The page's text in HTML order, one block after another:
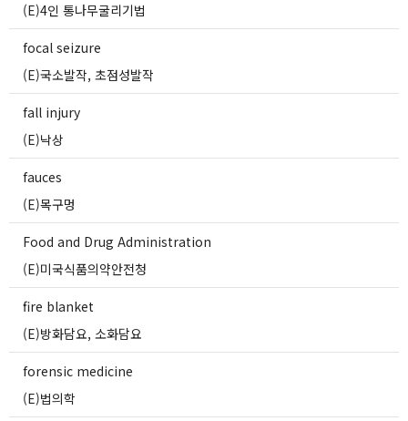
(E)4인 통나무굴리기법
focal seizure
(E)국소발작, 초점성발작
fall injury
(E)낙상
fauces
(E)목구멍
Food and Drug Administration
(E)미국식품의약안전청
fire blanket
(E)방화담요, 소화담요
forensic medicine
(E)법의학